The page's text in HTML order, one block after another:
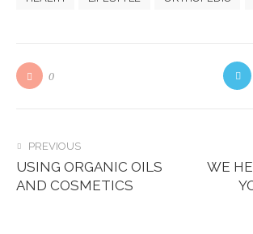
0
POST
NAVIGATION
PREVIOUS
USING ORGANIC OILS
AND COSMETICS
WE